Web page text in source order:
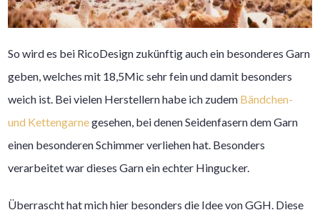
So wird es bei RicoDesign zukünftig auch ein besonderes Garn
geben, welches mit 18,5Mic sehr fein und damit besonders
weich ist. Bei vielen Herstellern habe ich zudem Bändchen-
und Kettengarnegesehen, bei denen Seidenfasern dem Garn
einen besonderen Schimmer verliehen hat. Besonders
verarbeitet war dieses Garn ein echter Hingucker.
Überrascht hat mich hier besonders die Idee von GGH. Diese